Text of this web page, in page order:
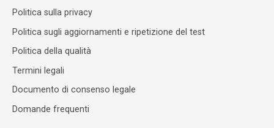
Politica sulla privacy
Politica sugli aggiornamenti e ripetizione del test
Politica della qualità
Termini legali
Documento di consenso legale
Domande frequenti